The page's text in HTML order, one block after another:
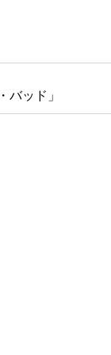
ッド」